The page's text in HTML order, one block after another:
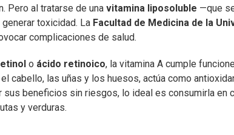
Pero al tratarse de una vitamina liposoluble —que
toxicidad. La Facultad de Medicina de la
complicaciones de salud.
o ácido retinoico, la vitamina A cumple
cabello, las uñas y los huesos, actúa como
sus beneficios sin riesgos, lo ideal es consumirla en
y verduras.